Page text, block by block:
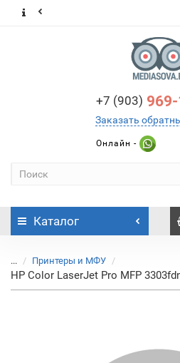
+7 (903)
Заказать
Онлайн -
Каталог
... Принтеры и МФУ
HP Color LaserJet Pro MFP